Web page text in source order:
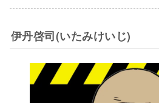
伊丹啓司(いたみけいじ)